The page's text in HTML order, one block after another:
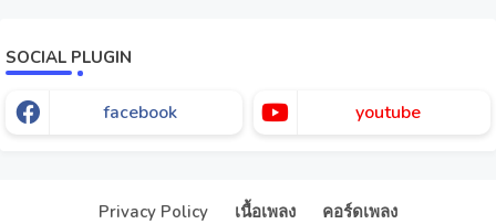
SOCIAL PLUGIN
facebook youtube
Privacy Policy เนื้อเพลง คอร์ดเพลง